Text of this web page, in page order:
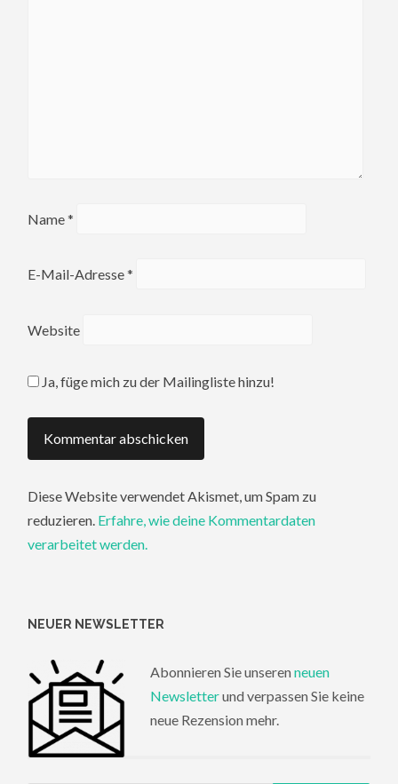
Name*
E-Mail-Adresse*
Website
Ja, füge mich zu der Mailingliste hinzu!
Diese Website verwendet Akismet, um Spam zu
reduzieren. Erfahre, wie deine Kommentardaten
verarbeitet werden.
NEUER NEWSLETTER
Abonnieren Sie unseren neuen
Newsletterund verpassen Sie keine
neue Rezension mehr.